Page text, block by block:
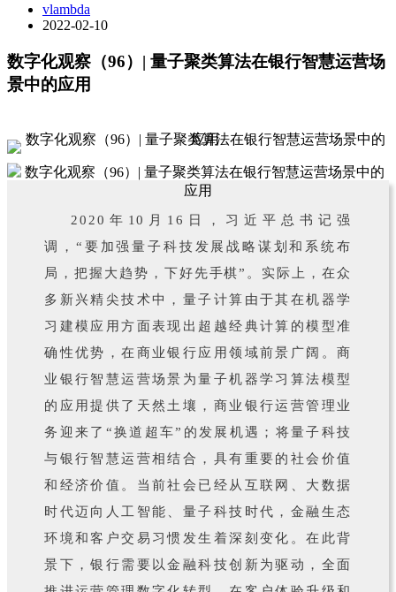
vlambda
2022-02-10
数字化观察（96）| 量子聚类算法在银行智慧运营场
景中的应用
2020年10月16日，习近平总书记强
调，“要加强量子科技发展战略谋划和系统布
局，把握大趋势，下好先手棋”。实际上，在众
多新兴精尖技术中，量子计算由于其在机器学
习建模应用方面表现出超越经典计算的模型准
确性优势，在商业银行应用领域前景广阔。商
业银行智慧运营场景为量子机器学习算法模型
的应用提供了天然土壤，商业银行运营管理业
务迎来了“换道超车”的发展机遇；将量子科技
与银行智慧运营相结合，具有重要的社会价值
和经济价值。当前社会已经从互联网、大数据
时代迈向人工智能、量子科技时代，金融生态
环境和客户交易习惯发生着深刻变化。在此背
景下，银行需要以金融科技创新为驱动，全面